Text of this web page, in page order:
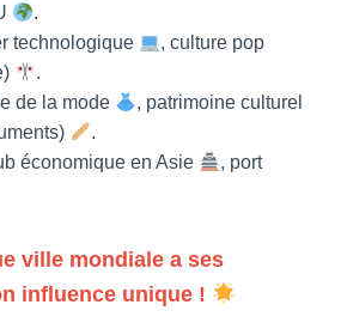
.
technologique
, culture pop
.
de la mode
, patrimoine culturel
.
économique en Asie
, port
ville mondiale a ses
influence unique !